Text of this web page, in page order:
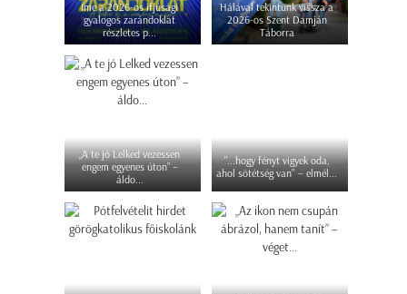
Íme a 2026-os ifjúsági
gyalogos zarándoklat
részletes p...
Hálával tekintünk vissza a
2026-os Szent Damján
Táborra
„A te jó Lelked vezessen
engem egyenes úton” –
áldo...
"...hogy fényt vigyek oda,
ahol sötétség van" – elmél...